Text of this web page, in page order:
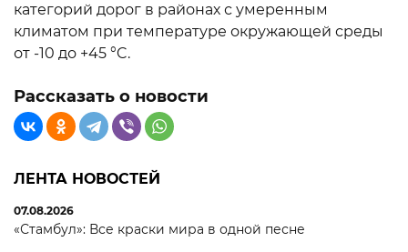
категорий дорог в районах с умеренным
климатом при температуре окружающей среды
от -10 до +45 °C.
Рассказать о новости
ЛЕНТА НОВОСТЕЙ
07.08.2026
«Стамбул»: Все краски мира в одной песне